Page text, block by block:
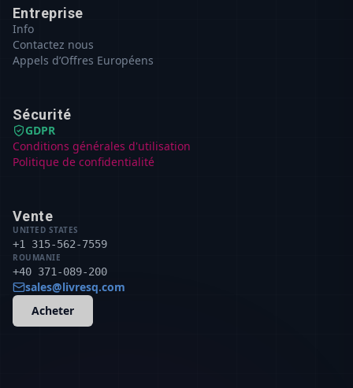
Entreprise
Info
Contactez nous
Appels d’Offres Européens
Sécurité
GDPR
Conditions générales d'utilisation
Politique de confidentialité
Vente
UNITED STATES
+1 315-562-7559
ROUMANIE
+40 371-089-200
sales@livresq.com
Acheter